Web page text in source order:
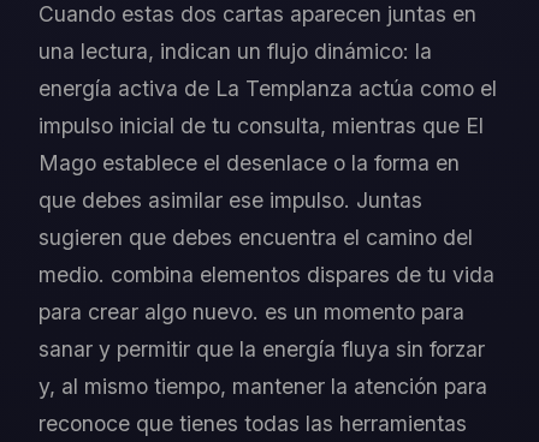
Cuando estas dos cartas aparecen juntas en
una lectura, indican un flujo dinámico: la
energía activa de La Templanza actúa como el
impulso inicial de tu consulta, mientras que El
Mago establece el desenlace o la forma en
que debes asimilar ese impulso. Juntas
sugieren que debes encuentra el camino del
medio. combina elementos dispares de tu vida
para crear algo nuevo. es un momento para
sanar y permitir que la energía fluya sin forzar
y, al mismo tiempo, mantener la atención para
reconoce que tienes todas las herramientas